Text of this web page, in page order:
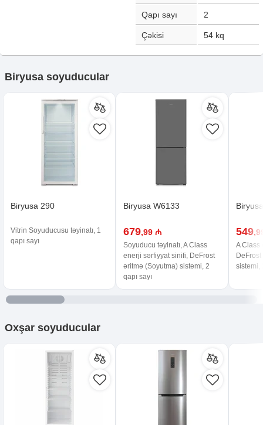
Qapı sayı 2
Çəkisi 54 kq
Biryusa soyuducular
Biryusa 290
Vitrin Soyuducusu təyinatı, 1
qapı sayı
Biryusa W6133
679,99 ₼
Soyuducu təyinatı, A Class
enerji sərfiyyat sinifi, DeFrost
əritmə (Soyutma) sistemi, 2
qapı sayı
549
A Class
sistemi,
Oxşar soyuducular